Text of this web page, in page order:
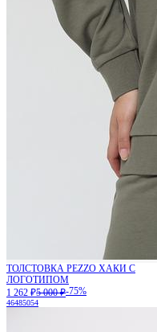
ТОЛСТОВКА PEZZO ХАКИ С
ЛОГОТИПОМ
1 262 ₽5 000 ₽-75%
46485054